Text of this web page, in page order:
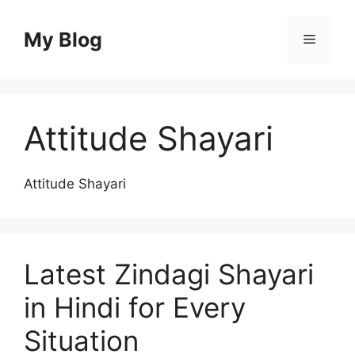
contentMy Blog Menu
Attitude Shayari
Attitude Shayari
Latest Zindagi Shayari
in Hindi for Every
Situation